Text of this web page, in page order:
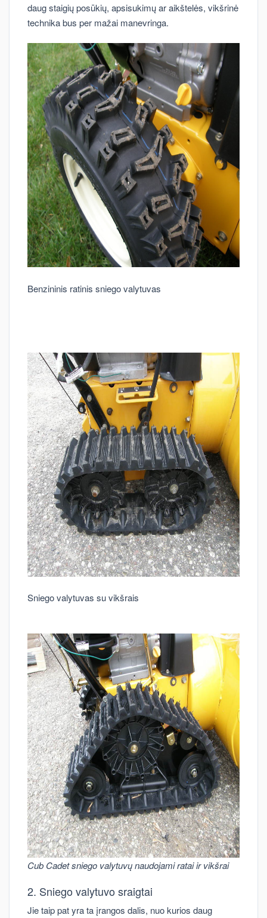
daug staigių posūkių, apsisukimų ar aikštelės, vikšrinė
technika bus per mažai manevringa.
Benzininis ratinis sniego valytuvas
Sniego valytuvas su vikšrais
Cub Cadet sniego valytuvų naudojami ratai ir vikšrai
2. Sniego valytuvo sraigtai
Jie taip pat yra ta įrangos dalis, nuo kurios daug